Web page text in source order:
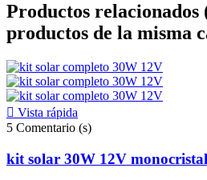
Productos relacionados
productos de la misma
 Vista rápida
5 Comentario (s)
kit solar 30W 12V